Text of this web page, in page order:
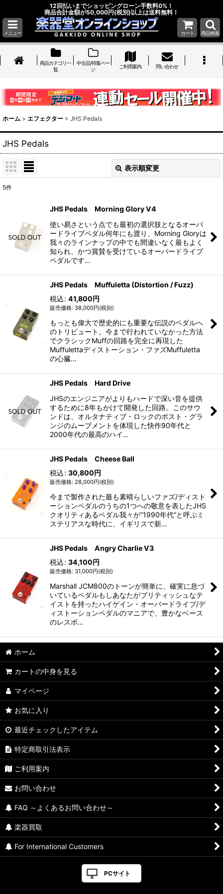
12回払いまでショッピングローン手数料0%！
商品合計金額が50,000円(税別)以上は送料無料！
メニュー カート 商品検索
商品カテゴリ一
覧
中古品/特集ペー
ジ
ご利用案内 問い合わせ
ホーム > エフェクター > JHS Pedals
JHS Pedals
表示順変更
並び順:
絞り込む
5件
JHS Pedals Morning Glory V4
使い易さという点でも最初の選択肢となるオーバ
ードライブペダル何年にも渡り、Morning Gloryは
我々のラインナップの中でも間違いなく最もよく
知られ、かつ賞賛を受けているオーバードライブ
ペダルです…
JHS Pedals Muffuletta (Distortion / Fuzz)
38,000円(税別)
税込: 41,800円
もっとも偉大で歴史的にも重要な伝説のペダルへ
のトリビュート。今まで行われていなかった方法
でクラシックMuffの回路を完全に再現した
Muffulettaディストーション・ファズMuffuletta
の心臓…
JHS Pedals Hard Drive
JHSのエンジニアがよりもハードで深い音を提供
するために8年もかけて開発した回路。このサウ
ンドは、オルタナティブ・ロックのポスト・グラ
ンジのムーブメントを体現した快作90年代と
2000年代の最高のハイ…
JHS Pedals Cheese Ball
28,000円(税別)
税込: 30,800円
今まで製作された最も素晴らしいファズ/ディスト
ーションペダルのうちの1つへの敬意を表したJHS
クオリティあるペダル我々が“1990年代”と呼ぶミ
ステリアスな時代に、イギリスで新…
JHS Pedals Angry Charlie V3
31,000円(税別)
税込: 34,100円
Marshall JCM800のトーンが簡単に、確実に息づ
いているペダルもしあなたがブリティッシュなテ
イストを持ったハイゲイン・オーバードライブ/デ
ィストーションペダルのマニアで、豊かなベース
のレスポ…
ホーム
カートの中身を見る
マイページ
お気に入り
最近チェックしたアイテム
特定商取引法表示
ご利用案内
お問い合わせ
FAQ ～よくあるお問い合わせ～
楽器買取
For International Customers
PCサイト